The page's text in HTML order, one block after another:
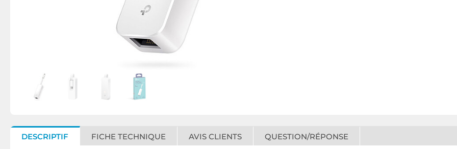
DESCRIPTIF FICHE TECHNIQUE AVIS CLIENTS QUESTION/RÉPONSE